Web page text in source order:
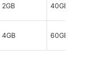
2GB 40GB
4GB 60GB